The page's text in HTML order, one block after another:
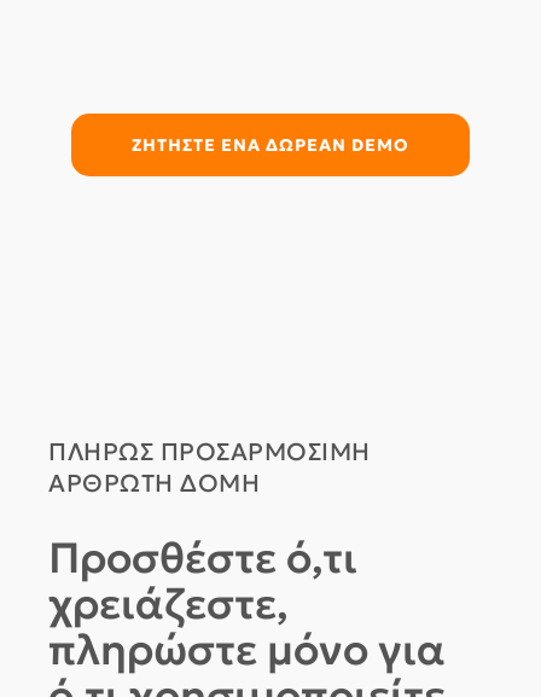
ΖΗΤΗΣΤΕ ΕΝΑ ΔΩΡΕΑΝ DEMO
ΠΛΗΡΩΣ ΠΡΟΣΑΡΜΟΣΙΜΗ
ΑΡΘΡΩΤΗ ΔΟΜΗ
Προσθέστε ό,τι
χρειάζεστε,
πληρώστε μόνο για